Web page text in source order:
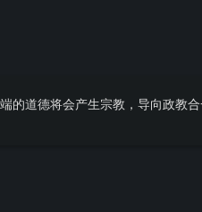
的道德将会产生宗教，导向政教合